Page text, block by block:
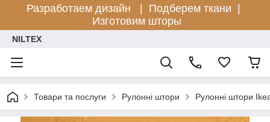
Разработаем дизайн |
Подберем ткани |
Изготовим шторы
NILTEX
Товари та послуги Рулонні штори Рулонні штори